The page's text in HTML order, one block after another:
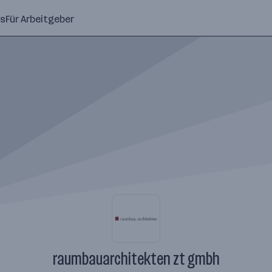
Für Arbeitgeber
raumbauarchitekten zt gmbh